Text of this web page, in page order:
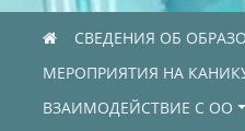
СВЕДЕНИЯ ОБ
МЕРОПРИЯТИЯ НА
ВЗАИМОДЕЙСТВИЕ С ОО